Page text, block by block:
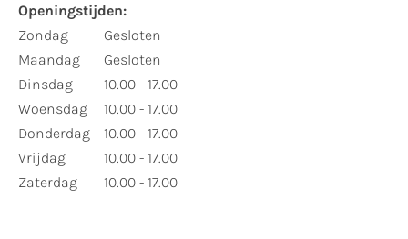
Openingstijden:
Zondag
Maandag
Dinsdag
Woensdag
Donderdag
Vrijdag
Zaterdag
Gesloten
Gesloten
10.00 - 17.00
10.00 - 17.00
10.00 - 17.00
10.00 - 17.00
10.00 - 17.00